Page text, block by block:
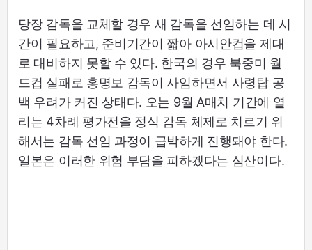
당장 감독을 교체할 경우 새 감독을 선임하는 데 시
간이 필요하고, 준비기간이 짧아 아시안컵을 제대
로 대비하지 못할 수 있다. 한국의 경우 북중미 월
드컵 실패로 홍명보 감독이 사임하면서 사령탑 공
백 우려가 커진 상태다. 오는 9월 A매치 기간에 열
리는 4차례 평가전을 정식 감독 체제로 치르기 위
해서는 감독 선임 과정이 급박하게 진행돼야 한다.
일본은 이러한 위험 부담을 피하겠다는 심산이다.